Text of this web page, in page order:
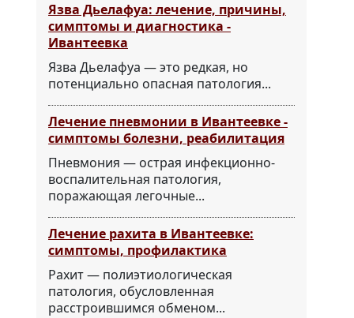
Язва Дьелафуа: лечение, причины,
симптомы и диагностика -
Ивантеевка
Язва Дьелафуа — это редкая, но
потенциально опасная патология...
Лечение пневмонии в Ивантеевке -
симптомы болезни, реабилитация
Пневмония — острая инфекционно-
воспалительная патология,
поражающая легочные...
Лечение рахита в Ивантеевке:
симптомы, профилактика
Рахит — полиэтиологическая
патология, обусловленная
расстроившимся обменом...